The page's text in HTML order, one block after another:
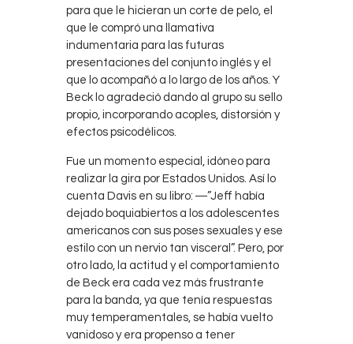
para que le hicieran un corte de pelo, el
que le compró una llamativa
indumentaria para las futuras
presentaciones del conjunto inglés y el
que lo acompañó a lo largo de los años. Y
Beck lo agradeció dando al grupo su sello
propio, incorporando acoples, distorsión y
efectos psicodélicos.
Fue un momento especial, idóneo para
realizar la gira por Estados Unidos. Así lo
cuenta Davis en su libro: ―”Jeff había
dejado boquiabiertos a los adolescentes
americanos con sus poses sexuales y ese
estilo con un nervio tan visceral”. Pero, por
otro lado, la actitud y el comportamiento
de Beck era cada vez más frustrante
para la banda, ya que tenía respuestas
muy temperamentales, se había vuelto
vanidoso y era propenso a tener